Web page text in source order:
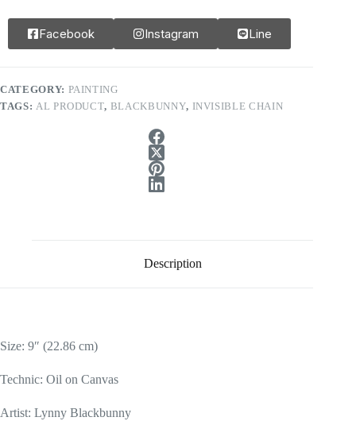
Facebook Instagram Line
CATEGORY: PAINTING
TAGS: AL PRODUCT, BLACKBUNNY, INVISIBLE CHAIN
Description
Size: 9″ (22.86 cm)
Technic: Oil on Canvas
Artist: Lynny Blackbunny